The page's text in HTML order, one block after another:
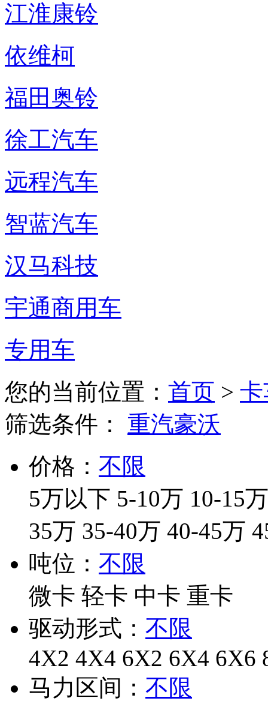
江淮康铃
依维柯
福田奥铃
徐工汽车
远程汽车
智蓝汽车
汉马科技
宇通商用车
专用车
您的当前位置： 首页 >
筛选条件：
重汽豪沃
价格： 不限
5万以下 5-10万 10-15万
35万 35-40万 40-45万
吨位： 不限
微卡 轻卡 中卡 重卡
驱动形式： 不限
4X2 4X4 6X2 6X4 6X6
马力区间： 不限